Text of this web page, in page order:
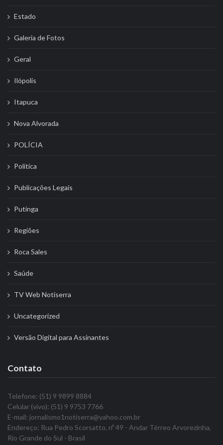
Estado
Galeria de Fotos
Geral
Ilópolis
Itapuca
Nova Alvorada
POLÍCIA
Politíca
Publicações Legais
Putinga
Regiões
Roca Sales
Saúde
TV Web Notiserra
Uncategorized
Versão Digital para Assinantes
Contato
Telefone: (51) 9 9899 8884
Celular (vivo): (51) 9 9753 7766
E-mail: jornalismo1notiserra@yahoo.com.br
Endereço: Rua Pedro Scorsatto, nº 49 - Andar Térreo Arvorezinha,
Rio Grande do Sul - Brasil